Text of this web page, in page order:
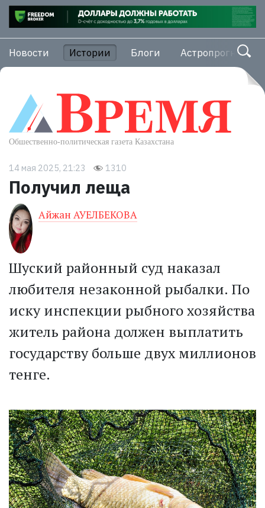
Новости Истории Блоги Астропрогноз
14 мая 2025, 21:23 1310
Получил леща
Айжан АУЕЛБЕКОВА
Шуский районный суд наказал
любителя незаконной рыбалки. По
иску инспекции рыбного хозяйства
житель района должен выплатить
государству больше двух миллионов
тенге.